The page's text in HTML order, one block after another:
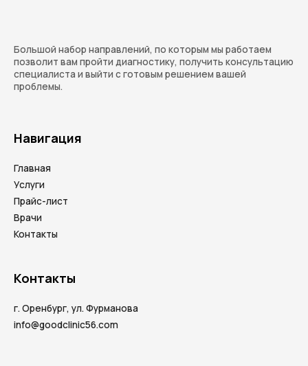
Большой набор направлений, по которым мы работаем
позволит вам пройти диагностику, получить консультацию
специалиста и выйти с готовым решением вашей
проблемы.
Навигация
Главная
Услуги
Прайс-лист
Врачи
Контакты
Контакты
г. Оренбург, ул. Фурманова
info@goodclinic56.com